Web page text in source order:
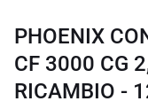
PHOENIX
CF 3000 CG
RICAMBIO -